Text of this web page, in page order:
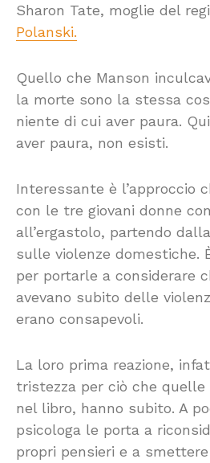
Sharon Tate, moglie del
Polanski.
Quello che Manson
la morte sono la stessa
niente di cui aver paura.
aver paura, non esisti.
Interessante è l’approccio
con le tre giovani donne
all’ergastolo, partendo
sulle violenze domestiche.
per portarle a considerare
avevano subito delle
erano consapevoli.
La loro prima reazione,
tristezza per ciò che quelle
nel libro, hanno subito. A
psicologa le porta a
propri pensieri e a